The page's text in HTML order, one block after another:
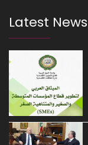
Latest News